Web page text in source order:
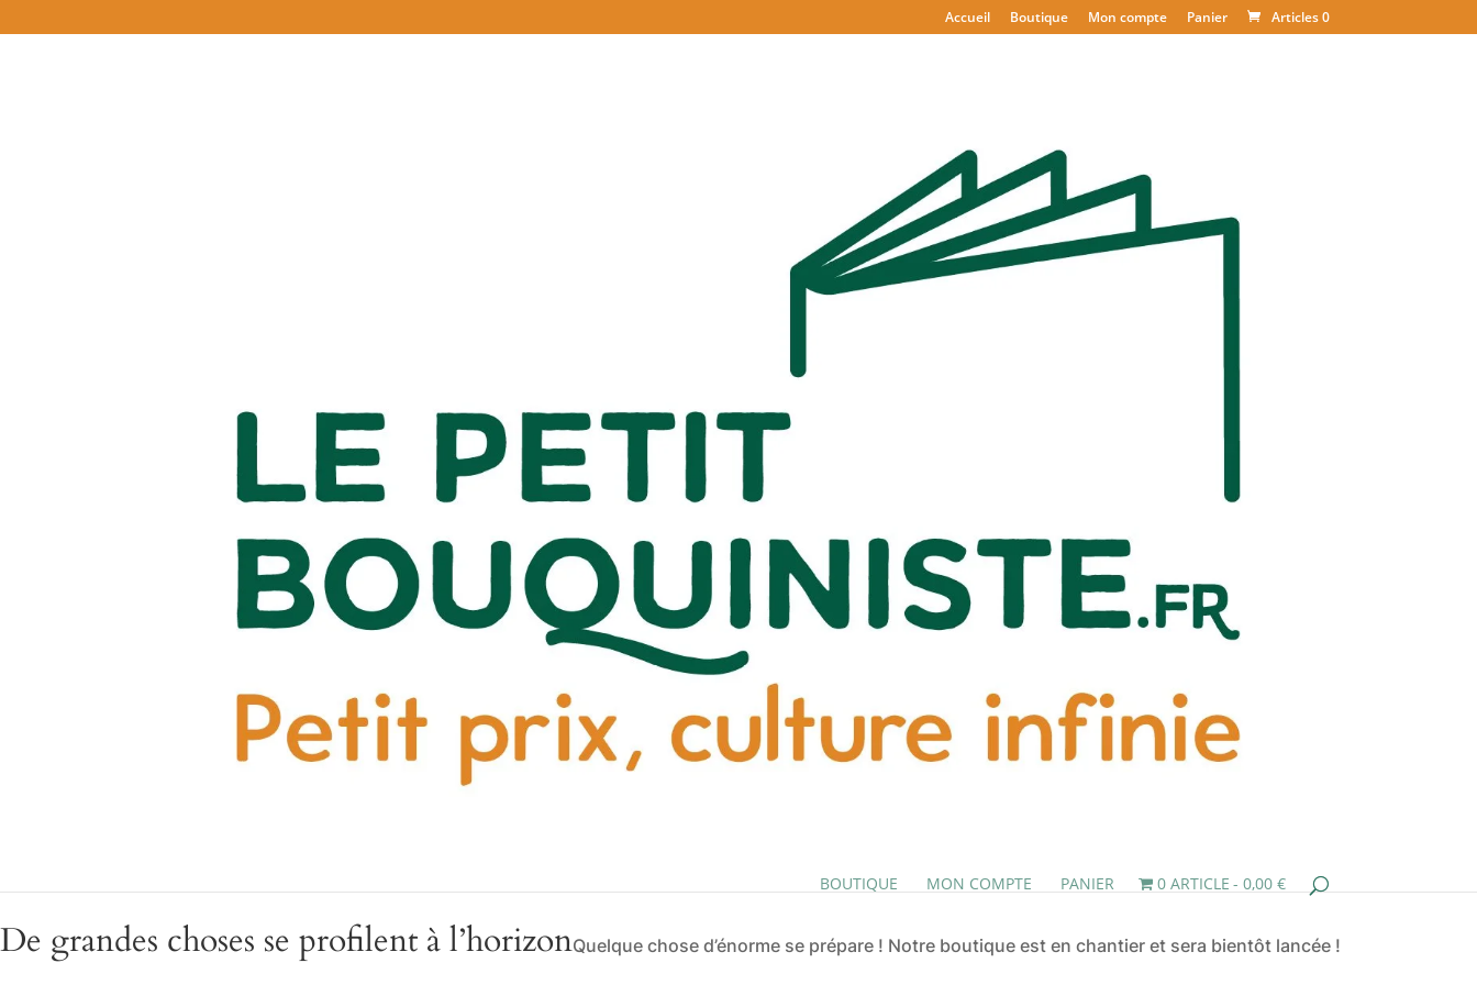
Accueil Boutique Mon compte Panier Articles 0
BOUTIQUE MON COMPTE PANIER 0 ARTICLE 0,00 €
De grandes choses se profilent à l’horizonQuelque chose d’énorme se prépare ! Notre boutique est en chantier et sera bientôt lancée !